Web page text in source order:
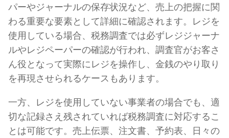
パーやジャーナルの保存状況など、売上の把握に関
わる重要な要素として詳細に確認されます。レジを
使用している場合、税務調査では必ずレジジャーナ
ルやレジペーパーの確認が行われ、調査官がお客さ
ん役となって実際にレジを操作し、金銭のやり取り
を再現させられるケースもあります。
一方、レジを使用していない事業者の場合でも、適
切な記録さえ残されていれば税務調査に対応するこ
とは可能です。売上伝票、注文書、予約表、日々の